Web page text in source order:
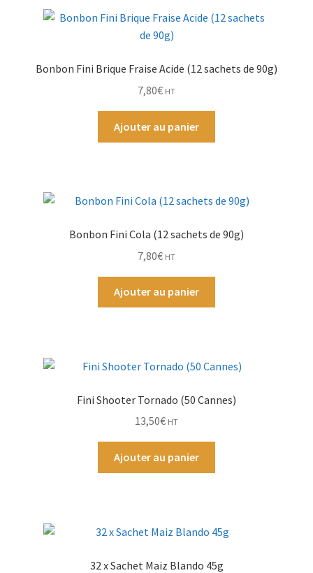
Bonbon Fini Brique Fraise Acide (12 sachets de 90g)
7,80€ HT
Ajouter au panier
Bonbon Fini Cola (12 sachets de 90g)
7,80€ HT
Ajouter au panier
Fini Shooter Tornado (50 Cannes)
13,50€ HT
Ajouter au panier
32 x Sachet Maiz Blando 45g